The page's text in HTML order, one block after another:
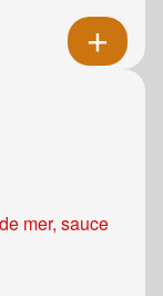
mer, sauce